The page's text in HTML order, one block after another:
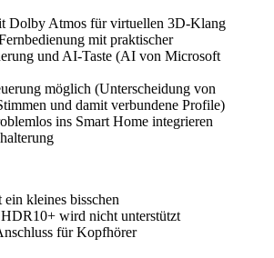
Dolby Atmos für virtuellen 3D-Klang
mit praktischer
und AI-Taste (AI von Microsoft
möglich (Unterscheidung von
und damit verbundene Profile)
ins Smart Home integrieren
kleines bisschen
wird nicht unterstützt
für Kopfhörer